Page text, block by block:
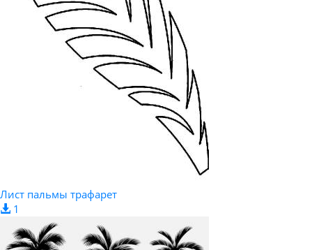
Лист пальмы трафарет
1